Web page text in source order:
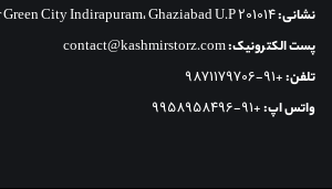
نشانی:
پست الکترونیک:
تلفن:+91-9871179706
واتس اپ:+91-9958958496